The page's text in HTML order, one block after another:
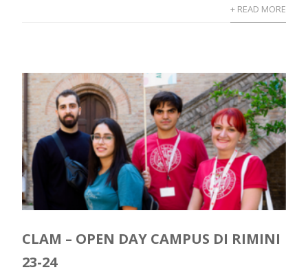
+ READ MORE
CLAM – OPEN DAY CAMPUS DI RIMINI
23-24